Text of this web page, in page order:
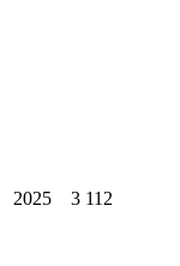
2025 3 112